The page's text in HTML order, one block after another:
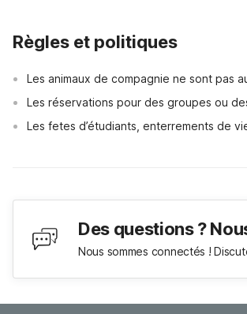
Règles et politiques
Les animaux de compagnie ne sont pas
Les réservations pour des groupes ou
Les fetes d’étudiants, enterrements de
Des questions ?
Nous sommes connectés !